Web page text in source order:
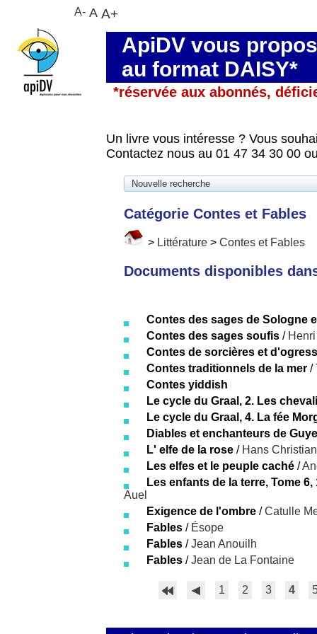
ApiDV vous
au format DAISY*
*réservée aux abonnés,
Un livre vous intéresse ? Vous
Contactez nous au 01 47 34 30 00
Nouvelle recherche
Catégorie Contes et Fables
> Littérature > Contes et Fables
Documents disponibles
Contes des sages de Sologne
Contes des sages soufis /
Contes de sorcières et
Contes traditionnels de la mer /
Contes yiddish
Le cycle du Graal, 2. Les
Le cycle du Graal, 4. La fée
Diables et enchanteurs de
L' elfe de la rose / Hans
Les elfes et le peuple caché /
Les enfants de la terre, Tome
Auel
Exigence de l'ombre /Catulle
Fables / Ésope
Fables /Jean Anouilh
Fables /Jean de La Fontaine
1 2 3 4
A- A A+